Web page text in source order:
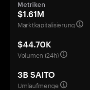
Metriken
$1.61M
Marktkapitalisierung
$44.70K
Volumen (24h)
3B SAITO
Umlaufmenge